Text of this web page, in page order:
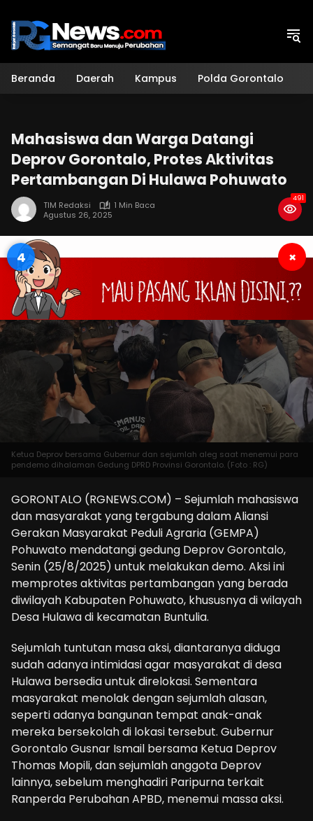
konten
Beranda Daerah Kampus Polda Gorontalo
Mahasiswa dan Warga Datangi
Deprov Gorontalo, Protes Aktivitas
Pertambangan Di Hulawa Pohuwato
TIM Redaksi
1 Min Baca
Agustus 26, 2025
491
3 ×
Ketua Deprov bersama Gubernur dan sejumlah aleg saat menemui para
pendemo dihalaman Gedung DPRD Provinsi Gorontalo. (Foto : RG)
GORONTALO (RGNEWS.COM) – Sejumlah mahasiswa
dan masyarakat yang tergabung dalam Aliansi
Gerakan Masyarakat Peduli Agraria (GEMPA)
Pohuwato mendatangi gedung Deprov Gorontalo,
Senin (25/8/2025) untuk melakukan demo. Aksi ini
memprotes aktivitas pertambangan yang berada
diwilayah Kabupaten Pohuwato, khususnya di wilayah
Desa Hulawa di kecamatan Buntulia.
Sejumlah tuntutan masa aksi, diantaranya diduga
sudah adanya intimidasi agar masyarakat di desa
Hulawa bersedia untuk direlokasi. Sementara
masyarakat menolak dengan sejumlah alasan,
seperti adanya bangunan tempat anak-anak
mereka bersekolah di lokasi tersebut. Gubernur
Gorontalo Gusnar Ismail bersama Ketua Deprov
Thomas Mopili, dan sejumlah anggota Deprov
lainnya, sebelum menghadiri Paripurna terkait
Ranperda Perubahan APBD, menemui massa aksi.